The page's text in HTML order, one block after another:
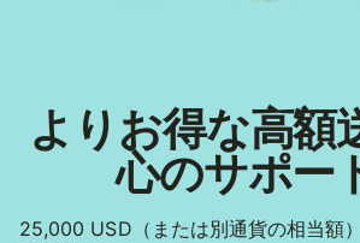
よりお得な高額
心のサポー
25,000 USD（または別通貨の相当額